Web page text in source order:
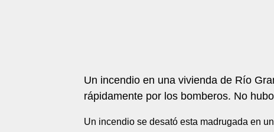
Un incendio en una vivienda de Río
rápidamente por los bomberos. No
Un incendio se desató esta madrugada en